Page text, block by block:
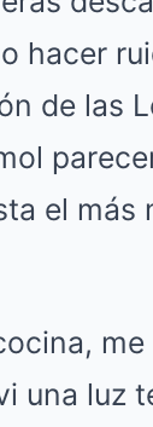
hacer
de las
el más
una luz